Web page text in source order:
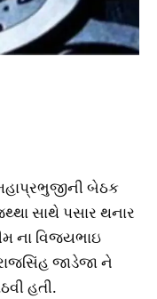
બેઠક
સાથે પસાર થનાર
ના વિજયભાઇ
જાડેજા ને
હતી.